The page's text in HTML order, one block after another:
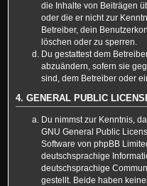
die Inhalte von Beiträgen
oder die er nicht zur
Betreiber, dein
löschen oder zu sperren.
Du gestattest dem
abzuändern, sofern sie
sind, dem Betreiber oder
4. GENERAL PUBLIC
Du nimmst zur Kenntnis,
GNU General Public
Software von phpBB
deutschsprachige
deutschsprachige
gestellt. Beide haben